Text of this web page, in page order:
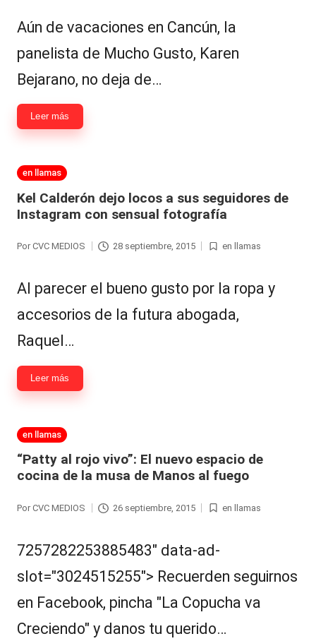
L
a
C
V
C
Aún de vacaciones en Cancún, la
panelista de Mucho Gusto, Karen
Bejarano, no deja de…
Leer más
Publicada
en llamas
Kel Calderón dejo locos a sus seguidores de
Instagram con sensual fotografía
Por CVC MEDIOS 28 septiembre, 2015
Publicada
en llamas
Al parecer el bueno gusto por la ropa y
accesorios de la futura abogada,
Raquel…
Leer más
Publicada
en llamas
“Patty al rojo vivo”: El nuevo espacio de
cocina de la musa de Manos al fuego
Por CVC MEDIOS 26 septiembre, 2015
Publicada
en llamas
7257282253885483" data-ad-
slot="3024515255"> Recuerden seguirnos
en Facebook, pincha "La Copucha va
Creciendo" y danos tu querido…